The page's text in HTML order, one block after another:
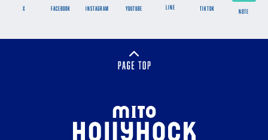
X FACEBOOK INSTAGRAM YOUTUBE LINE TikTok NOTE